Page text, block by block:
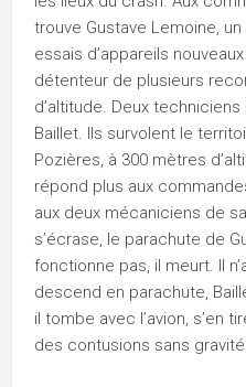
trouve Gustave Lemoine,
essais d’appareils
détenteur de plusieurs
d’altitude. Deux
Baillet. Ils survolent le
Pozières, à 300 mètres
répond plus aux
aux deux mécaniciens de
s’écrase, le parachute de
fonctionne pas, il meurt. Il
descend en parachute,
il tombe avec l’avion, s’en
des contusions sans